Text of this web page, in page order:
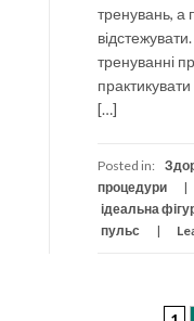
тренувань, а
тренуванні
[…]
Posted in:
процедури
ідеальна
пульс